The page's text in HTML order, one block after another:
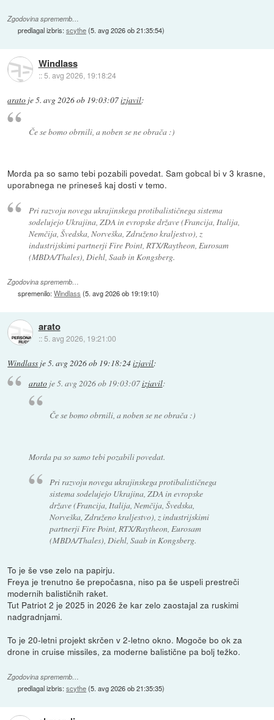
Zgodovina sprememb…
predlagal izbris:scythe(5. avg 2026 ob 21:35:54)
Windlass
::5. avg 2026, 19:18:24
arato je5. avg 2026 ob 19:03:07izjavil:
Če se bomo obrnili, a noben se ne obrača :)
Morda pa so samo tebi pozabili povedat. Sam gobcal bi v 3 krasne,
uporabnega ne prineseš kaj dosti v temo.
Pri razvoju novega ukrajinskega protibalističnega sistema
sodelujejo Ukrajina, ZDA in evropske države (Francija, Italija,
Nemčija, Švedska, Norveška, Združeno kraljestvo), z
industrijskimi partnerji Fire Point, RTX/Raytheon, Eurosam
(MBDA/Thales), Diehl, Saab in Kongsberg.
Zgodovina sprememb…
spremenilo:Windlass (5. avg 2026 ob 19:19:10)
arato
:: 5. avg 2026, 19:21:00
Windlass je5. avg 2026 ob 19:18:24izjavil:
aratoje5. avg 2026 ob 19:03:07izjavil:
Če se bomo obrnili, a noben se ne obrača :)
Morda pa so samo tebi pozabili povedat.
Pri razvoju novega ukrajinskega protibalističnega
sistema sodelujejo Ukrajina, ZDA in evropske
države (Francija, Italija, Nemčija, Švedska,
Norveška, Združeno kraljestvo), z industrijskimi
partnerji Fire Point, RTX/Raytheon, Eurosam
(MBDA/Thales), Diehl, Saab in Kongsberg.
To je še vse zelo na papirju.
Freya je trenutno še prepočasna, niso pa še uspeli prestreči
modernih balističnih raket.
Tut Patriot 2 je 2025 in 2026 že kar zelo zaostajal za ruskimi
nadgradnjami.
To je 20-letni projekt skrčen v 2-letno okno. Mogoče bo ok za
drone in cruise missiles, za moderne balistične pa bolj težko.
Zgodovina sprememb…
predlagal izbris:scythe(5. avg 2026 ob 21:35:35)